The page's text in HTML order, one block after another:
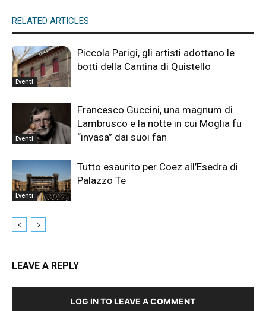
RELATED ARTICLES
Eventi
Piccola Parigi, gli artisti adottano le
botti della Cantina di Quistello
Eventi
Francesco Guccini, una magnum di
Lambrusco e la notte in cui Moglia fu
“invasa” dai suoi fan
Eventi
Tutto esaurito per Coez all’Esedra di
Palazzo Te
LEAVE A REPLY
LOG IN TO LEAVE A COMMENT